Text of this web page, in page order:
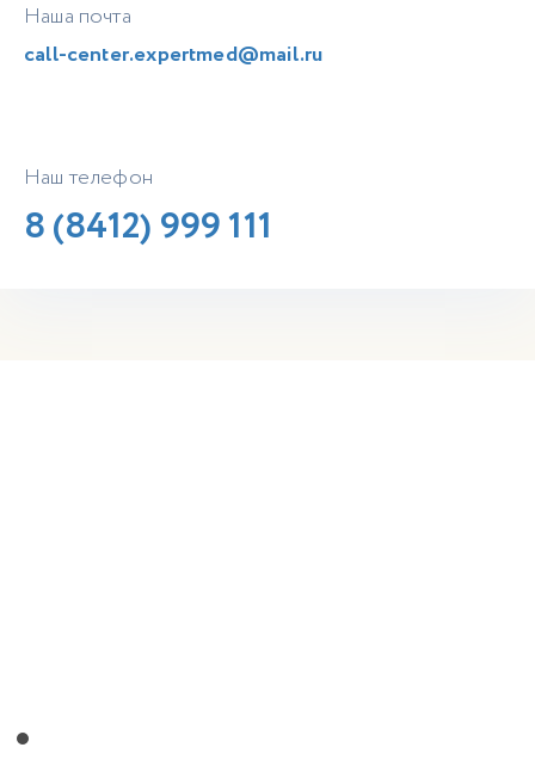
Наша почта
call-center.expertmed@mail.ru
Наш телефон
8 (8412) 999 111